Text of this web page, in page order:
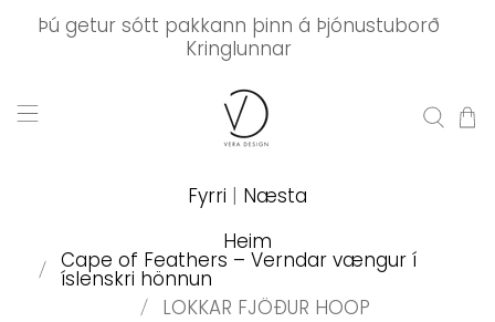
Þú getur sótt pakkann þinn á Þjónustuborð
Kringlunnar
Heim
Cape of Feathers – Verndar vængur í
íslenskri hönnun
LOKKAR FJÖÐUR HOOP
Fyrri | Næsta